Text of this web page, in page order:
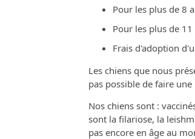
Pour les plus de 8
Pour les plus de
Frais d'adoption
Les chiens que nous
pas possible de faire
Nos chiens sont :
sont la filariose, la
pas encore en âge au